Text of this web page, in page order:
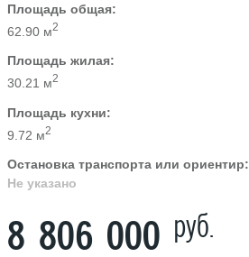
Площадь общая:
62.90 м2
Площадь жилая:
30.21 м2
Площадь кухни:
9.72 м2
Остановка транспорта или ориентир:
Не указано
8 806 000 руб.